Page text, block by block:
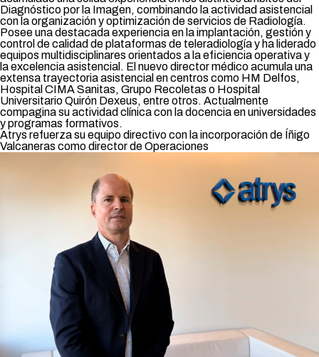
Diagnóstico por la Imagen, combinando la actividad asistencial
con la organización y optimización de servicios de Radiología.
Posee una destacada experiencia en la implantación, gestión y
control de calidad de plataformas de teleradiología y ha liderado
equipos multidisciplinares orientados a la eficiencia operativa y
la excelencia asistencial. El nuevo director médico acumula una
extensa trayectoria asistencial en centros como HM Delfos,
Hospital CIMA Sanitas, Grupo Recoletas o Hospital
Universitario Quirón Dexeus, entre otros. Actualmente
compagina su actividad clínica con la docencia en universidades
y programas formativos.
Atrys refuerza su equipo directivo con la incorporación de Íñigo
Valcaneras como director de Operaciones